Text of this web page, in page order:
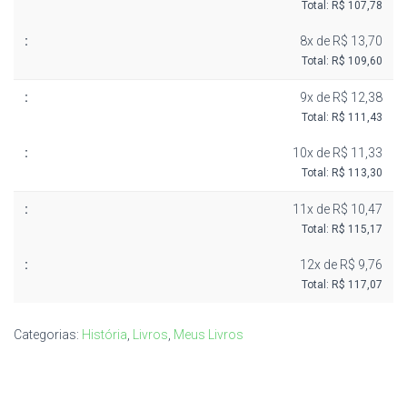
Total: R$ 107,78
8x de R$ 13,70
Total: R$ 109,60
9x de R$ 12,38
Total: R$ 111,43
10x de R$ 11,33
Total: R$ 113,30
11x de R$ 10,47
Total: R$ 115,17
12x de R$ 9,76
Total: R$ 117,07
Categorias: História Livros Meus Livros